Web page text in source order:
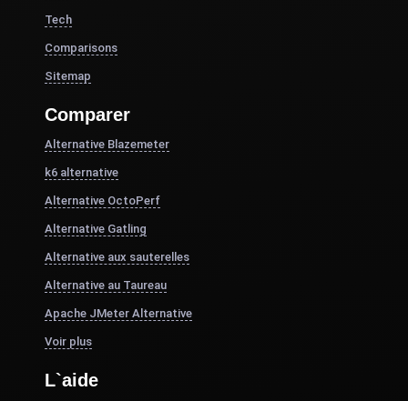
Tech
Comparisons
Sitemap
Comparer
Alternative Blazemeter
k6 alternative
Alternative OctoPerf
Alternative Gatling
Alternative aux sauterelles
Alternative au Taureau
Apache JMeter Alternative
Voir plus
L`aide